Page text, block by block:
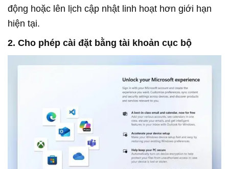
động hoặc lên lịch cập nhật linh hoạt hơn giới hạn
hiện tại.
2. Cho phép cài đặt bằng tài khoản cục bộ